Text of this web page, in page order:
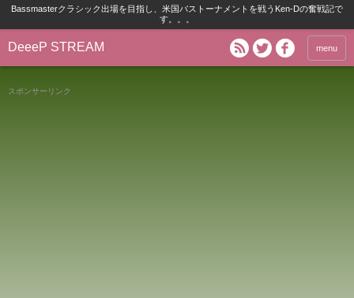
Bassmasterクラシック出場を目指し、米国バストーナメントを戦うKen-Dの奮戦記で
す。。。
DeeeP STREAM menu
スポンサーリンク